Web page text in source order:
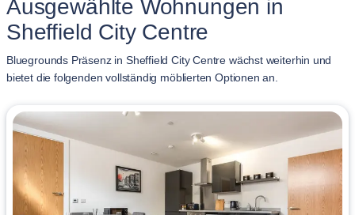
Ausgewählte Wohnungen in
Sheffield City Centre
Bluegrounds Präsenz in Sheffield City Centre wächst weiterhin und
bietet die folgenden vollständig möblierten Optionen an.